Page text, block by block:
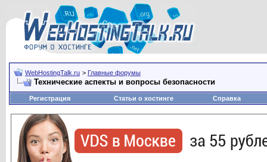
WebHostingTalk.ru > Главные форумы
Технические аспекты и вопросы безопасности
Регистрация Статьи о хостинге Справка